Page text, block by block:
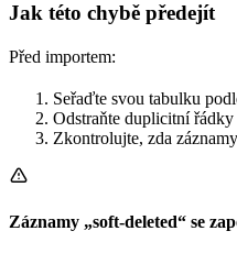
Jak této chybě předejít
Před importem:
Seřaďte svou tabulku
Odstraňte duplicitní řádky
Zkontrolujte, zda
Záznamy „soft-deleted“ se